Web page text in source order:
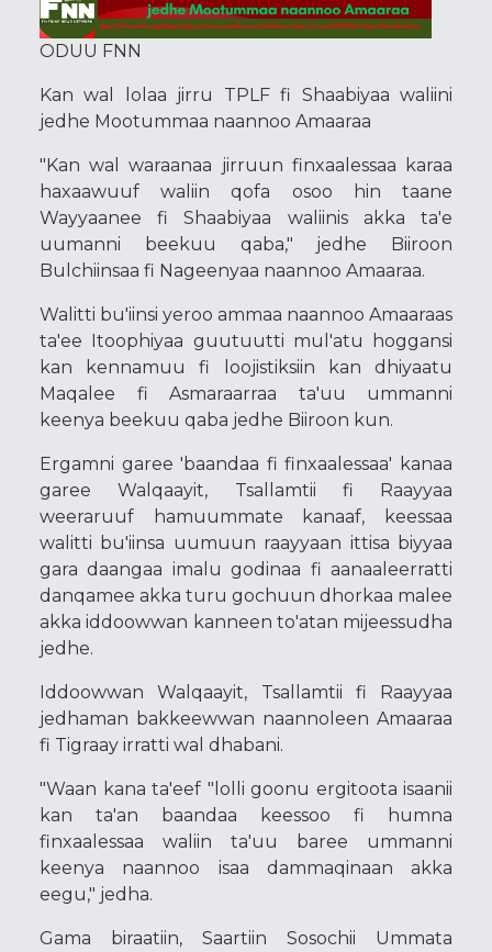
ODUU FNN
Kan wal lolaa jirru TPLF fi Shaabiyaa waliini
jedhe Mootummaa naannoo Amaaraa
"Kan wal waraanaa jirruun finxaalessaa karaa
haxaawuuf waliin qofa osoo hin taane
Wayyaanee fi Shaabiyaa waliinis akka ta'e
uumanni beekuu qaba," jedhe Biiroon
Bulchiinsaa fi Nageenyaa naannoo Amaaraa.
Walitti bu'iinsi yeroo ammaa naannoo Amaaraas
ta'ee Itoophiyaa guutuutti mul'atu hoggansi
kan kennamuu fi loojistiksiin kan dhiyaatu
Maqalee fi Asmaraarraa ta'uu ummanni
keenya beekuu qaba jedhe Biiroon kun.
Ergamni garee 'baandaa fi finxaalessaa' kanaa
garee Walqaayit, Tsallamtii fi Raayyaa
weeraruuf hamuummate kanaaf, keessaa
walitti bu'iinsa uumuun raayyaan ittisa biyyaa
gara daangaa imalu godinaa fi aanaaleerratti
danqamee akka turu gochuun dhorkaa malee
akka iddoowwan kanneen to'atan mijeessudha
jedhe.
Iddoowwan Walqaayit, Tsallamtii fi Raayyaa
jedhaman bakkeewwan naannoleen Amaaraa
fi Tigraay irratti wal dhabani.
"Waan kana ta'eef "lolli goonu ergitoota isaanii
kan ta'an baandaa keessoo fi humna
finxaalessaa waliin ta'uu baree ummanni
keenya naannoo isaa dammaqinaan akka
eegu," jedha.
Gama biraatiin, Saartiin Sosochii Ummata